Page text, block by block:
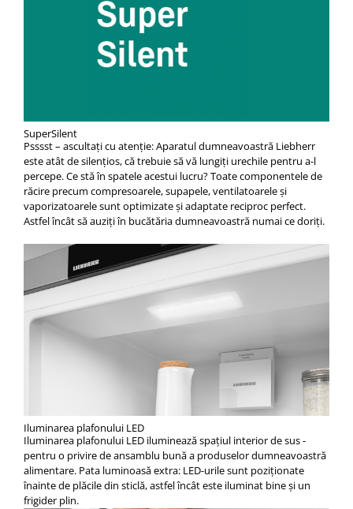
SuperSilent
Psssst – ascultaţi cu atenţie: Aparatul dumneavoastră Liebherr
este atât de silenţios, că trebuie să vă lungiţi urechile pentru a-l
percepe. Ce stă în spatele acestui lucru? Toate componentele de
răcire precum compresoarele, supapele, ventilatoarele şi
vaporizatoarele sunt optimizate şi adaptate reciproc perfect.
Astfel încât să auziţi în bucătăria dumneavoastră numai ce doriţi.
Iluminarea plafonului LED
Iluminarea plafonului LED iluminează spaţiul interior de sus -
pentru o privire de ansamblu bună a produselor dumneavoastră
alimentare. Pata luminoasă extra: LED-urile sunt poziţionate
înainte de plăcile din sticlă, astfel încât este iluminat bine şi un
frigider plin.